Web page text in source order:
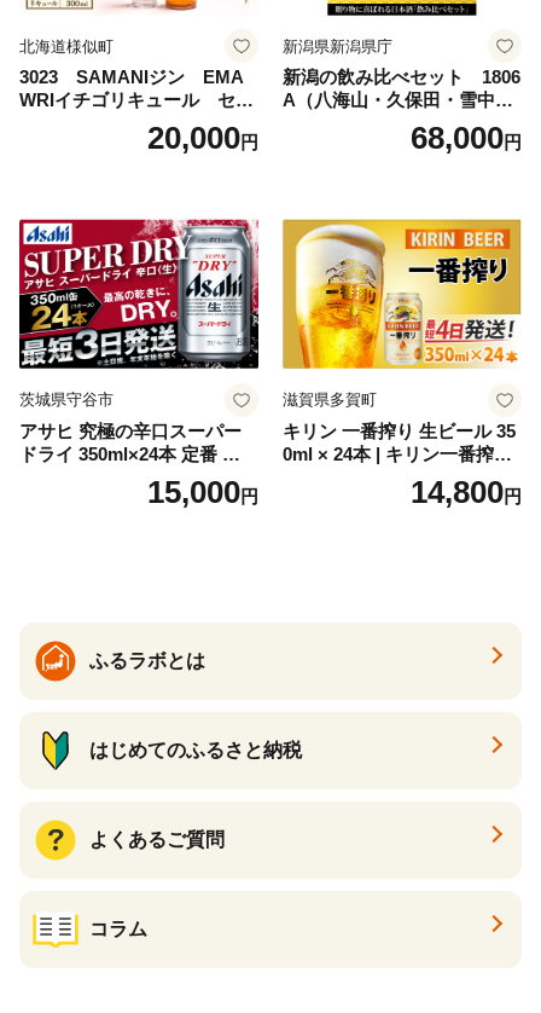
北海道様似町
3023 SAMANIジン EMA
WRIイチゴリキュール セッ
ト（箱入り）【大人の味 酒
お酒 洋酒 スピリッツ クラフ
セット 詰め合わせ カクテル
ソーダ割り アルコール ロッ
ク ソーダ ジントニック 】
20,000円
新潟県新潟県庁
新潟の飲み比べセット 1806
A（八海山・久保田・雪中
梅・越乃寒梅・かたふね・千
68,000円
茨城県守谷市
アサヒ 究極の辛口スーパー
ドライ 350ml×24本 定番 ビー
ル 缶ビール 酒 お酒 アルコー
15,000円
滋賀県多賀町
キリン 一番搾り 生ビール 35
0ml × 24本 | キリン一番搾り
キリンビール 一番搾り ビー
ル 24缶 きりんいちばんしぼ
14,800円
ふるラボとは
はじめてのふるさと納税
よくあるご質問
コラム